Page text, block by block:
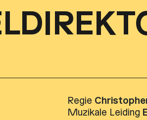
Regie
Muzikale Leiding